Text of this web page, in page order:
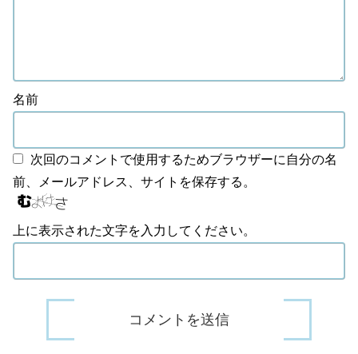
名前
次回のコメントで使用するためブラウザーに自分の名
前、メールアドレス、サイトを保存する。
上に表示された文字を入力してください。